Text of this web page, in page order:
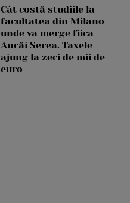
Cât costă studiile la
facultatea din Milano
unde va merge fiica
Ancăi Serea. Taxele
ajung la zeci de mii de
euro